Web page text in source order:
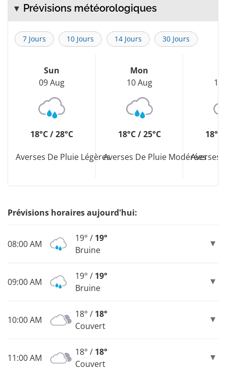
Prévisions météorologiques
7 Jours 10 Jours 14 Jours 30 Jours
Sun
09 Aug
18°C / 28°C
Averses De Pluie Légères
Mon
10 Aug
18°C / 25°C
Averses De Pluie Modérées
11
18°C
Averses
Prévisions horaires aujourd'hui:
08:00 AM
19° / 19°
Bruine
09:00 AM
19° / 19°
Bruine
10:00 AM
18° / 18°
Couvert
11:00 AM
18° / 18°
Couvert